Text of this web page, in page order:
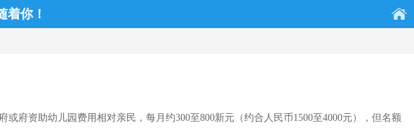
着你！
府资助幼儿园费用相对亲民，每月约300至800新元（约合人民币1500至4000元），但名额